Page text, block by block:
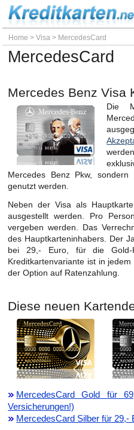
Home >Visa > MercedesCard
MercedesCard
Mercedes Benz Visa
Die
Mercedes Benz Pkw,
genutzt werden.
Neben der Visa als
ausgestellt werden. Pro
vergeben werden. Das
des Hauptkarteninhabers. Der
bei 29,- Euro, für die
Kreditkartenvariante ist in jedem
der Option auf Ratenzahlung.
Diese neuen
MercedesCard Gold für
Versicherungen!)
MercedesCard Silber für 29,-